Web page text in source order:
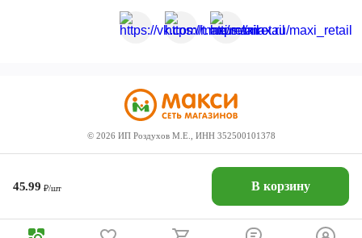
45.99₽/шт В корзину
© 2026 ИП Роздухов М.Е., ИНН 352500101378